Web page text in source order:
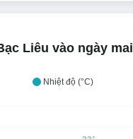
Liêu vào ngày mai
Nhiệt độ (°C)